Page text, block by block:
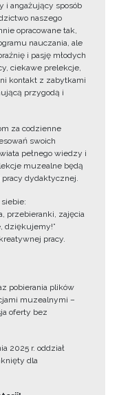
i angażujący sposób
naszego
opracowane tak,
nauczania, ale
i pasję młodych
ciekawe prelekcje,
kontakt z zabytkami
przygodą i
za codzienne
swoich
pełnego wiedzy i
muzealne będą
dydaktycznej.
przebieranki, zajęcia
dziękujemy!”
pracy.
pobierania plików
muzealnymi –
oferty bez
2025 r. oddział
dla